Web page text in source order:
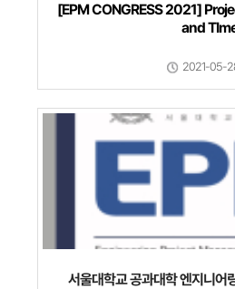
[EPM CONGRESS 2021]
and
2021-05-
서울대학교 공과대학 엔지니어